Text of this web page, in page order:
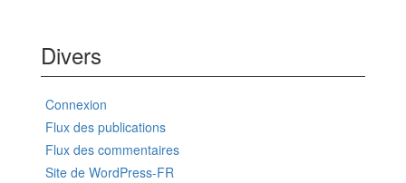
Divers
Connexion
Flux des publications
Flux des commentaires
Site de WordPress-FR